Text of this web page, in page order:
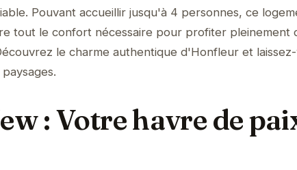
Pouvant accueillir jusqu'à 4 personnes, ce
tout le confort nécessaire pour profiter pleinement
le charme authentique d'Honfleur et
: Votre havre de